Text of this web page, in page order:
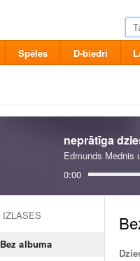
Spēles D-biedri
neprātīga
Edmunds Mednis
0:00
IZLASES
Bez albuma